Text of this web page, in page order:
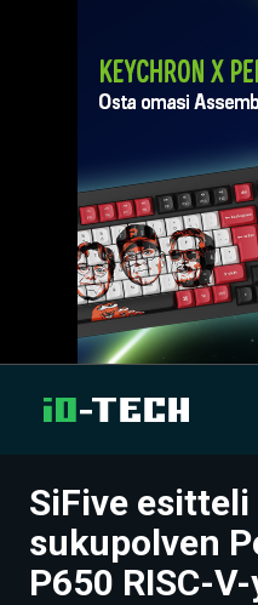
UUTISET
ARTIKKELIT
SiFive
sukupolven
P650 RISC-